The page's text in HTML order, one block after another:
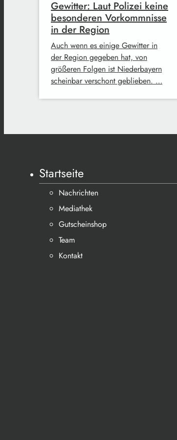
Gewitter: Laut Polizei keine
besonderen Vorkommnisse
in der Region
Auch wenn es einige Gewitter in
der Region gegeben hat, von
größeren Folgen ist Niederbayern
scheinbar verschont geblieben. …
Startseite
Nachrichten
Mediathek
Gutscheinshop
Team
Kontakt